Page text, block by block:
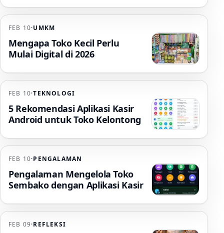
FEB 10·UMKM
Mengapa Toko Kecil Perlu
Mulai Digital di 2026
FEB 10·TEKNOLOGI
5 Rekomendasi Aplikasi Kasir
Android untuk Toko Kelontong
FEB 10·PENGALAMAN
Pengalaman Mengelola Toko
Sembako dengan Aplikasi Kasir
FEB 09·REFLEKSI